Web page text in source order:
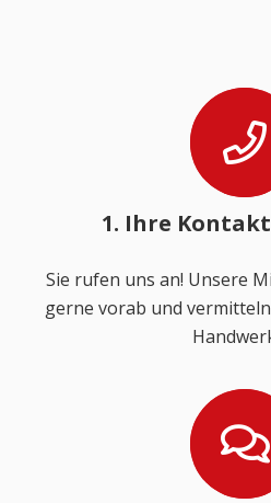
1. Ihre
Sie rufen uns an! Unsere
gerne vorab und